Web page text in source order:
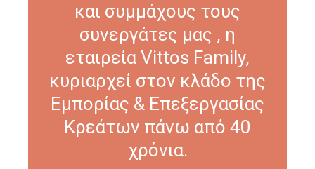
και συμμάχους τους
συνεργάτες μας , η
εταιρεία Vittos Family,
κυριαρχεί στον κλάδο της
Εμπορίας & Επεξεργασίας
Κρεάτων πάνω από 40
χρόνια.